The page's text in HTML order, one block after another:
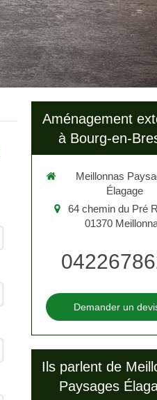
Aménagement
à Bourg-en-
Meillonnas
Élagage
64 chemin du Pré
01370
Demander un
Ils parlent de
Paysages